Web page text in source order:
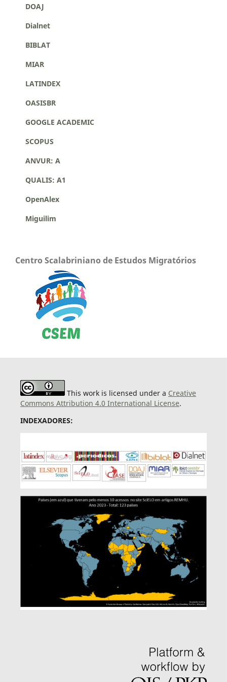
DOAJ
Dialnet
BIBLAT
MIAR
LATINDEX
OASISBR
GOOGLE ACADEMIC
SCOPUS
ANVUR: A
QUALIS: A1
OpenAlex
Miguilim
Centro Scalabriniano de Estudos Migratórios
This work is licensed under a Creative
Commons Attribution 4.0 International License.
INDEXADORES: